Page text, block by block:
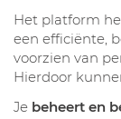
Het platform
een efficiënte,
voorzien van
Hierdoor
Je beheert en